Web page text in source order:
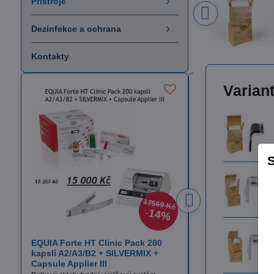
Dezinfekce a ochrana
Kontakty
17569 Kč
14%
EQUIA Forte HT Clinic Pack 200
kapslí A2/A3/B2 + SILVERMIX +
Capsule Applier III
Itena TotalCem
Definitivní fixační